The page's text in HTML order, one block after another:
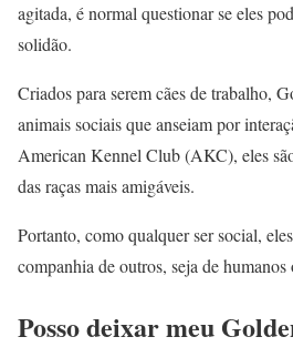
agitada, é normal questionar se eles
solidão.
Criados para serem cães de trabalho,
animais sociais que anseiam por
American Kennel Club (AKC), eles
das raças mais amigáveis.
Portanto, como qualquer ser social,
companhia de outros, seja de
Posso deixar meu